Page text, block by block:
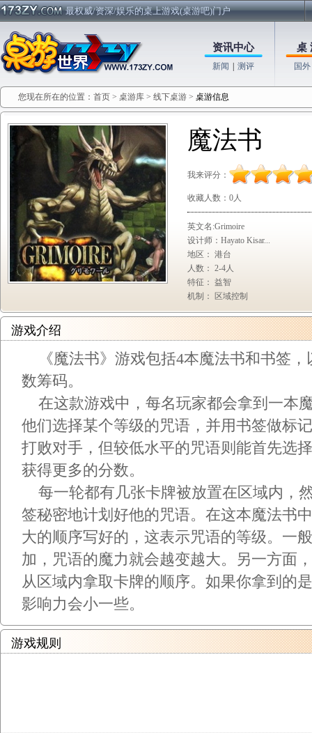
最权威/资深/娱乐的桌上游戏(桌游吧)门户
资讯中心
新闻 测评
桌
国外
您现在所在的位置： 首页 > 桌游库 > 线下桌游 > 桌游信息
魔法书
我来评分：
收藏人数： 0人
英文名:Grimoire
设计师：Hayato Kisar...
地区： 港台
人数： 2-4人
特征： 益智
机制： 区域控制
游戏介绍
《魔法书》游戏包括4本魔法书和书签，
数筹码。
在这款游戏中，每名玩家都会拿到一本
他们选择某个等级的咒语，并用书签做标
打败对手，但较低水平的咒语则能首先选
获得更多的分数。
每一轮都有几张卡牌被放置在区域内，
签秘密地计划好他的咒语。在这本魔法书
大的顺序写好的，这表示咒语的等级。一
加，咒语的魔力就会越变越大。另一方面
从区域内拿取卡牌的顺序。如果你拿到的
影响力会小一些。
游戏规则